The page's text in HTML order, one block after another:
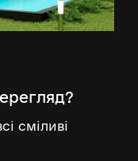
сміливі